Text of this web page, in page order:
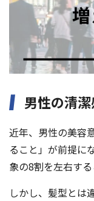
男性の清
近年、男性の美容
ること」が前提に
象の8割を左右する
しかし、髪型とは